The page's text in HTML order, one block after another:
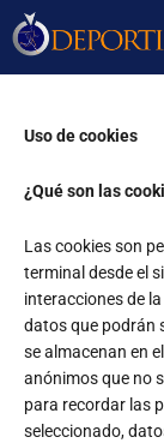
Uso de cookies
¿Qué son las
Las cookies son
terminal desde el
interacciones de
datos que podrán
se almacenan en
anónimos que no
para recordar las
seleccionado,